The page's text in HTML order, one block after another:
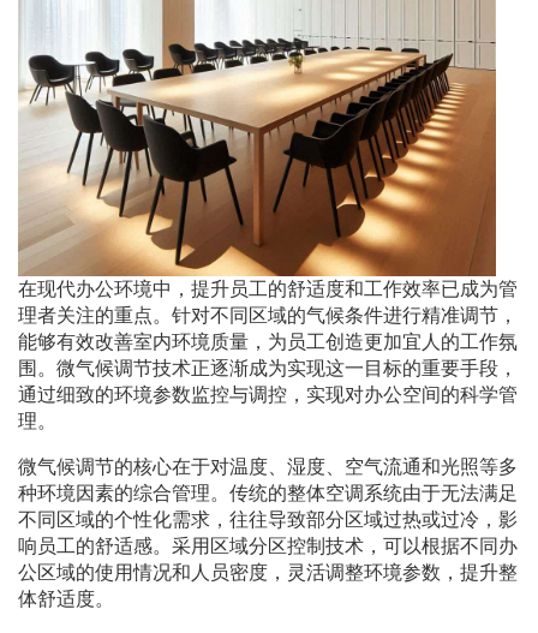
在现代办公环境中，提升员工的舒适度和工作效率已成为管
理者关注的重点。针对不同区域的气候条件进行精准调节，
能够有效改善室内环境质量，为员工创造更加宜人的工作氛
围。微气候调节技术正逐渐成为实现这一目标的重要手段，
通过细致的环境参数监控与调控，实现对办公空间的科学管
理。
微气候调节的核心在于对温度、湿度、空气流通和光照等多
种环境因素的综合管理。传统的整体空调系统由于无法满足
不同区域的个性化需求，往往导致部分区域过热或过冷，影
响员工的舒适感。采用区域分区控制技术，可以根据不同办
公区域的使用情况和人员密度，灵活调整环境参数，提升整
体舒适度。